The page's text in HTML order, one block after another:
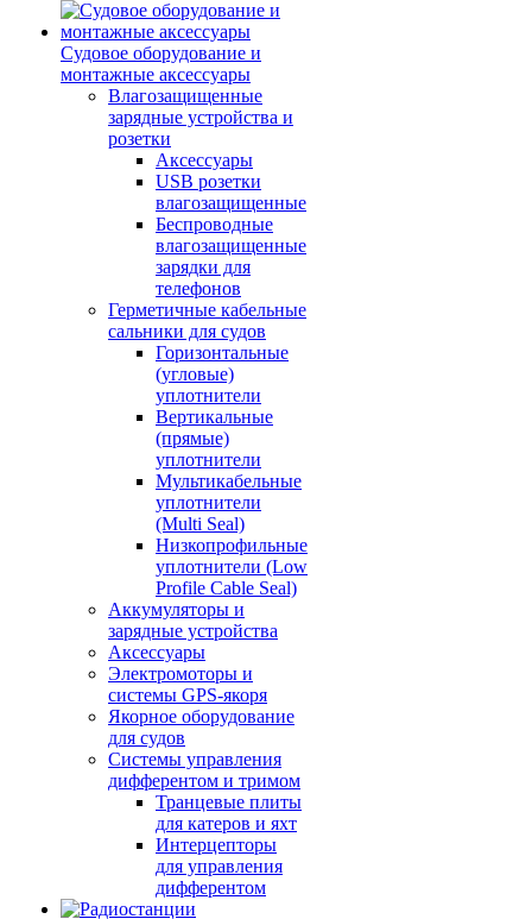
Судовое оборудование и
монтажные аксессуары
Влагозащищенные
зарядные устройства и
розетки
Аксессуары
USB розетки
влагозащищенные
Беспроводные
влагозащищенные
зарядки для
телефонов
Герметичные кабельные
сальники для судов
Горизонтальные
(угловые)
уплотнители
Вертикальные
(прямые)
уплотнители
Мультикабельные
уплотнители
(Multi Seal)
Низкопрофильные
уплотнители (Low
Profile Cable Seal)
Аккумуляторы и
зарядные устройства
Аксессуары
Электромоторы и
системы GPS-якоря
Якорное оборудование
для судов
Системы управления
дифферентом и тримом
Транцевые плиты
для катеров и яхт
Интерцепторы
для управления
дифферентом